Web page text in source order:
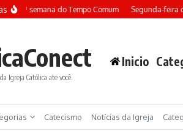
13ª semana do Tempo Comum Segunda-feira
Igreja Católica ate você.
Inicio
Catecismo Notícias da Igreja